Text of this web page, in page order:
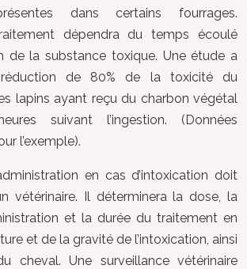
dans certains fourrages.
dépendra du temps écoulé
de la substance toxique. Une étude a
de 80% de la toxicité du
lapins ayant reçu du charbon végétal
suivant l’ingestion. (Données
l’exemple).
en cas d’intoxication doit
vétérinaire. Il déterminera la dose, la
et la durée du traitement en
et de la gravité de l’intoxication, ainsi
cheval. Une surveillance vétérinaire